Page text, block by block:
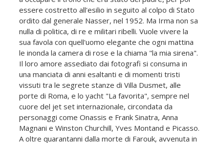
essere costretto all'esilio in seguito al colpo di Stato
ordito dal generale Nasser, nel 1952. Ma Irma non sa
nulla di politica, di re e militari ribelli. Vuole vivere la
sua favola con quell'uomo elegante che ogni mattina
le inonda la camera di rose e la chiama "la mia sirena".
Il loro amore assediato dai fotografi si consuma in
una manciata di anni esaltanti e di momenti tristi
vissuti tra le segrete stanze di Villa Dusmet, alle
porte di Roma, e lo yacht "La favorita", sempre nel
cuore del jet set internazionale, circondata da
personaggi come Onassis e Frank Sinatra, Anna
Magnani e Winston Churchill, Yves Montand e Picasso.
A oltre quarantanni dalla morte di Farouk, avvenuta in